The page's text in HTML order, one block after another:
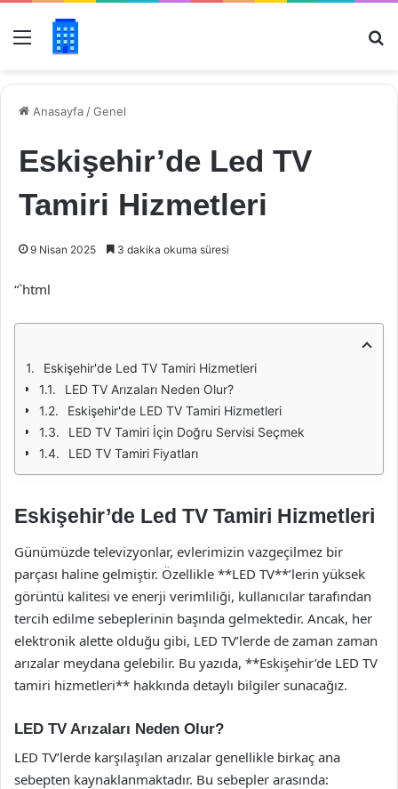
Menü
Anasayfa /Genel
Eskişehir’de Led TV
Tamiri Hizmetleri
9 Nisan 2025 3 dakika okuma süresi
“`html
Eskişehir'de Led TV Tamiri Hizmetleri
LED TV Arızaları Neden Olur?
Eskişehir'de LED TV Tamiri Hizmetleri
LED TV Tamiri İçin Doğru Servisi Seçmek
LED TV Tamiri Fiyatları
Eskişehir’de Led TV Tamiri Hizmetleri
Günümüzde televizyonlar, evlerimizin vazgeçilmez bir
parçası haline gelmiştir. Özellikle **LED TV**’lerin yüksek
görüntü kalitesi ve enerji verimliliği, kullanıcılar tarafından
tercih edilme sebeplerinin başında gelmektedir. Ancak, her
elektronik alette olduğu gibi, LED TV’lerde de zaman zaman
arızalar meydana gelebilir. Bu yazıda, **Eskişehir’de LED TV
tamiri hizmetleri** hakkında detaylı bilgiler sunacağız.
LED TV Arızaları Neden Olur?
LED TV’lerde karşılaşılan arızalar genellikle birkaç ana
sebepten kaynaklanmaktadır. Bu sebepler arasında: